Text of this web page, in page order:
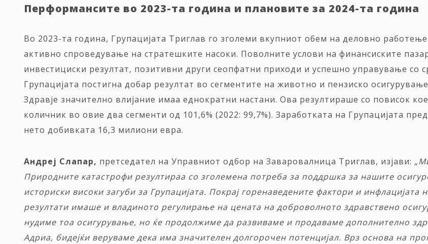
Перформансите во 2023-та година и плановите за 2024-та година
Во 2023-та година, Групацијата Триглав го зголеми вкупниот обем на деловно
активно спроведување на стратешките насоки. Поволните услови на финансиските
инвестициски резултат, позитивни други сеопфатни приходи и успешно управување со
Групацијата постигна добар резултат во сегментите на животно и пензиско
Здравје значително влијание имаа еднократни настани. Ова резултираше со повисок
количник во овие два сегменти од 101,6% (2022: 99,7%). Заработката на Групацијата
нето добивката 16,3 милиони евра.
Андреј Слапар, претседател на Управниот одбор на Заваровалница Триглав, изјави:
Природните катастрофи резултираа со зголемена потреба за поддршка за нашите
историски високи загуби за Групацијата. Покрај горенаведените фактори и
резултати имаше и владиното регулирање на цената на доброволното здравствено
нудиме тоа осигурување, но ќе продолжиме да развиваме и продаваме дополнително
Адриа, бидејќи веруваме дека има значителен долгорочен потенцијал. Врз основа на